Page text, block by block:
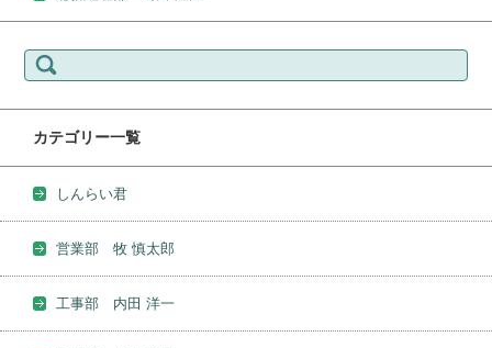
索:
カテゴリー一覧
しんらい君
営業部 牧 慎太郎
工事部 内田 洋一